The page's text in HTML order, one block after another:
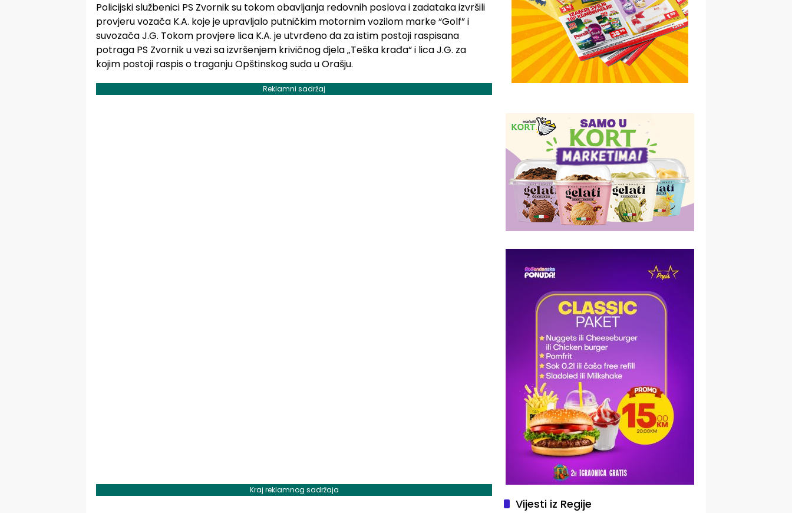
Policijski službenici PS Zvornik su tokom obavljanja redovnih poslova i zadataka izvršili
provjeru vozača K.A. koje je upravljalo putničkim motornim vozilom marke “Golf” i
suvozača J.G. Tokom provjere lica K.A. je utvrđeno da za istim postoji raspisana
potraga PS Zvornik u vezi sa izvršenjem krivičnog djela „Teška krađa“ i lica J.G. za
kojim postoji raspis o traganju Opštinskog suda u Orašju.
Reklamni sadržaj
Kraj reklamnog sadržaja
Vijesti iz Regije